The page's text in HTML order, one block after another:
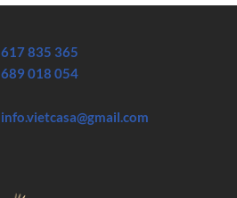
617 835 365
689 018 054
info.vietcasa@gmail.com